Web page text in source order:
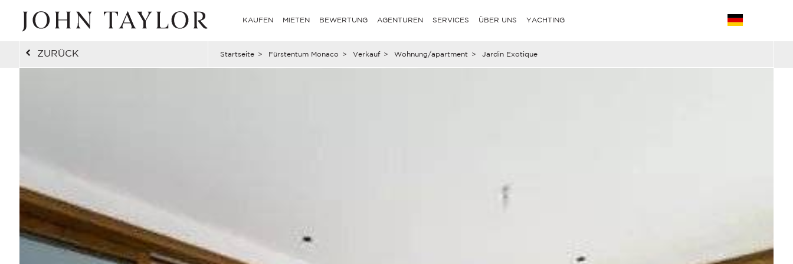
KAUFEN MIETEN BEWERTUNG AGENTUREN SERVICES ÜBER UNS YACHTING
ZURÜCK Startseite > Fürstentum Monaco > Verkauf > Wohnung/apartment > Jardin Exotique